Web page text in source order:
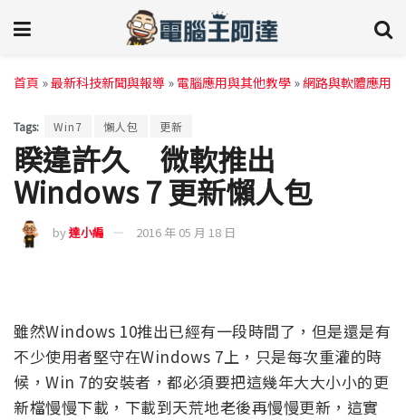
首頁 »最新科技新聞與報導 » 電腦應用與其他教學 »網路與軟體應用
Tags: Win7 懶人包 更新
睽違許久 微軟推出
Windows 7 更新懶人包
by達小編 2016 年 05 月 18 日
雖然Windows 10推出已經有一段時間了，但是還是有
不少使用者堅守在Windows 7上，只是每次重灌的時
候，Win 7的安裝者，都必須要把這幾年大大小小的更
新檔慢慢下載，下載到天荒地老後再慢慢更新，這實